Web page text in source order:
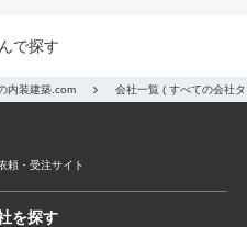
で探す
内装建築.com 会社一覧 ( すべての会社
頼・受注サイト
を探す